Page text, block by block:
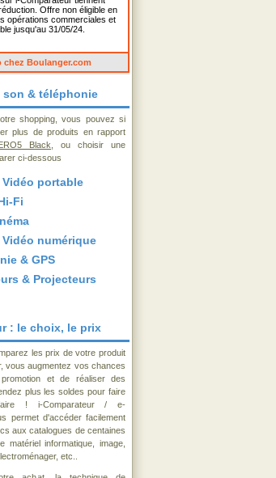
Offre non éligible en
opérations commerciales et
jusqu'au 31/05/24.
chez Boulanger.com
son & téléphonie
shopping, vous pouvez si
plus de produits en rapport
Black , ou choisir une
ci-dessous
portable
Fi
numérique
& GPS
& Projecteurs
: le choix, le prix
les prix de votre produit
vous augmentez vos chances
et de réaliser des
plus les soldes pour faire
! i-Comparateur / e-
permet d'accéder facilement
aux catalogues de centaines
matériel informatique, image,
etc..